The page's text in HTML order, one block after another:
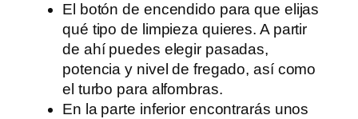
El botón de encendido para que elijas
qué tipo de limpieza quieres. A partir
de ahí puedes elegir pasadas,
potencia y nivel de fregado, así como
el turbo para alfombras.
En la parte inferior encontrarás unos